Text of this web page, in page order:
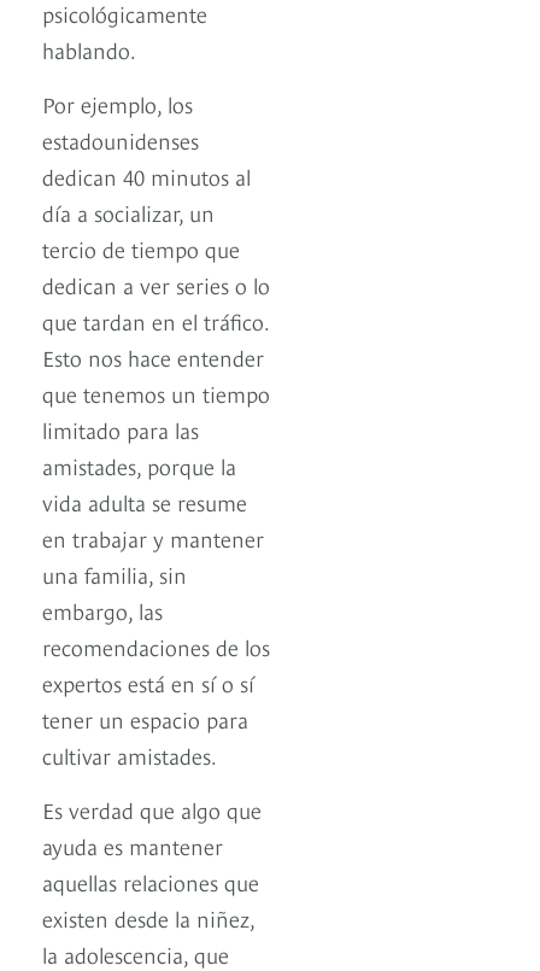
psicológicamente
hablando.
Por ejemplo, los
estadounidenses
dedican 40 minutos al
día a socializar, un
tercio de tiempo que
dedican a ver series o lo
que tardan en el tráfico.
Esto nos hace entender
que tenemos un tiempo
limitado para las
amistades, porque la
vida adulta se resume
en trabajar y mantener
una familia, sin
embargo, las
recomendaciones de los
expertos está en sí o sí
tener un espacio para
cultivar amistades.
Es verdad que algo que
ayuda es mantener
aquellas relaciones que
existen desde la niñez,
la adolescencia, que